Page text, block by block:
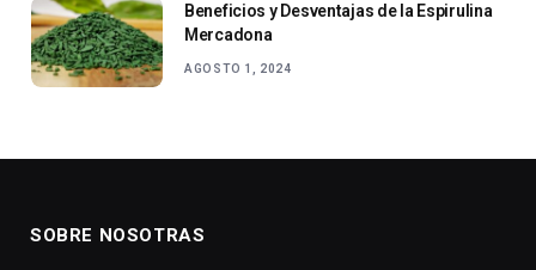
Beneficios y Desventajas de la Espirulina
Mercadona
AGOSTO 1, 2024
SOBRE NOSOTRAS